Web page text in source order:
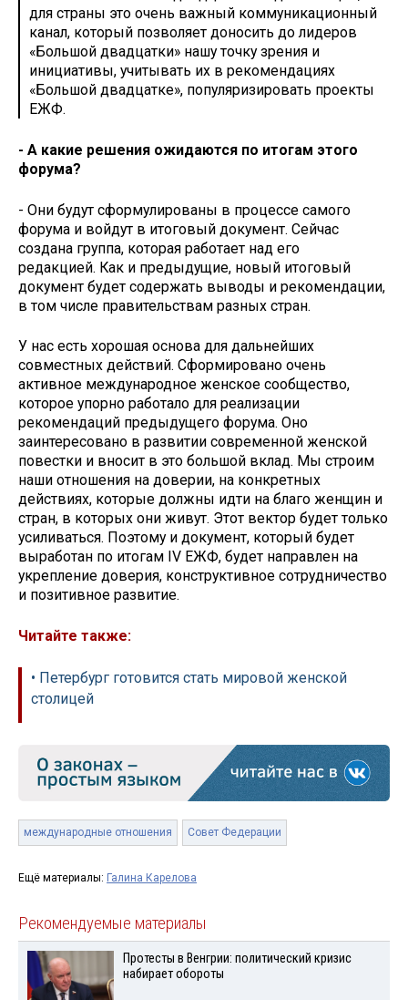
для страны это очень важный коммуникационный
канал, который позволяет доносить до лидеров
«Большой двадцатки» нашу точку зрения и
инициативы, учитывать их в рекомендациях
«Большой двадцатке», популяризировать проекты
ЕЖФ.
- А какие решения ожидаются по итогам этого
форума?
- Они будут сформулированы в процессе самого
форума и войдут в итоговый документ. Сейчас
создана группа, которая работает над его
редакцией. Как и предыдущие, новый итоговый
документ будет содержать выводы и рекомендации,
в том числе правительствам разных стран.
У нас есть хорошая основа для дальнейших
совместных действий. Сформировано очень
активное международное женское сообщество,
которое упорно работало для реализации
рекомендаций предыдущего форума. Оно
заинтересовано в развитии современной женской
повестки и вносит в это большой вклад. Мы строим
наши отношения на доверии, на конкретных
действиях, которые должны идти на благо женщин и
стран, в которых они живут. Этот вектор будет только
усиливаться. Поэтому и документ, который будет
выработан по итогам IV ЕЖФ, будет направлен на
укрепление доверия, конструктивное сотрудничество
и позитивное развитие.
Читайте также:
• Петербург готовится стать мировой женской
столицей
международные отношения Совет Федерации
Ещё материалы: Галина Карелова
Рекомендуемые материалы
Протесты в Венгрии: политический кризис
набирает обороты